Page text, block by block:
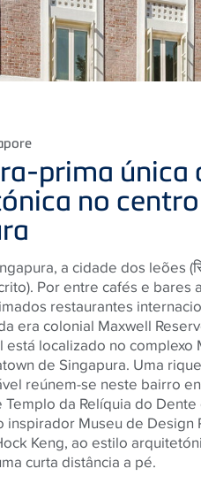
prima única
no
a cidade dos leões
Por entre cafés e bares
restaurantes
era colonial Maxwell
está localizado no complexo
de Singapura. Uma
reúnem-se neste bairro
da Relíquia do
inspirador Museu de Design
Keng, ao estilo
curta distância a pé.